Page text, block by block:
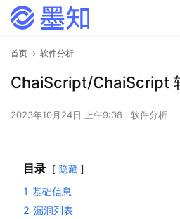
首页 软件分析
ChaiScript/ChaiScript
2023年10月24日 上午9:08 软件分析
目录 隐藏
1 基础信息
2 漏洞列表